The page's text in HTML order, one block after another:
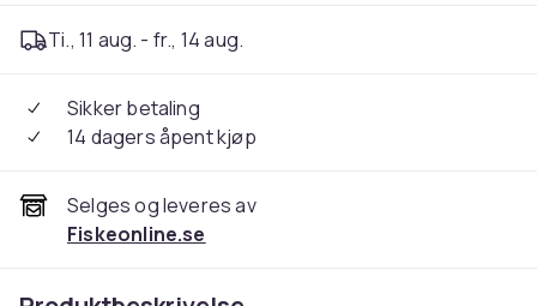
Ti., 11 aug. - fr., 14 aug.
Sikker betaling
14 dagers åpent kjøp
Selges og leveres av
Fiskeonline.se